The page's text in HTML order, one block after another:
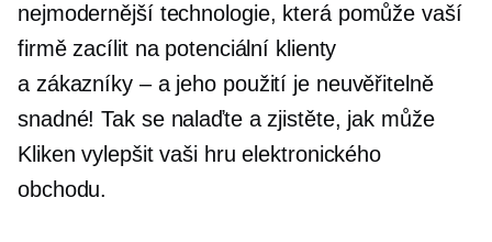
nejmodernějšítechnologie, která pomůže vaší
firmě zacílit na potenciální klienty
a zákazníky – ajeho použití je neuvěřitelně
snadné! Tak se nalaďte a zjistěte, jak může
Kliken vylepšit vaši hru elektronického
obchodu.